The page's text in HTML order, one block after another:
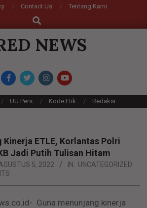
Contact Us
Tentang Kami
Search
UU Pers Kode Etik Redaksi
Kinerja ETLE, Korlantas Polri
Jadi Putih Tulisan Hitam
5, 2022 IN: UNCATEGORIZED
Guna menunjang kinerja